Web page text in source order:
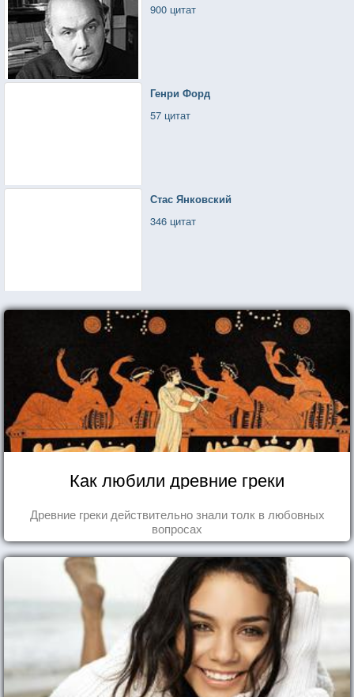
900 цитат
Генри Форд
57 цитат
Стас Янковский
346 цитат
Как любили древние греки
Древние греки действительно знали толк в любовных
вопросах